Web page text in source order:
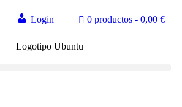
Login 0 productos 0,00 €